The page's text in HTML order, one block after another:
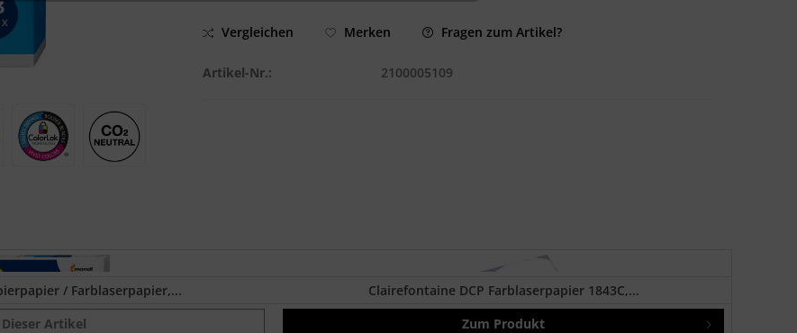
Vergleichen Merken Fragen zum Artikel?
Artikel-Nr.: 2100005109
/ Farblaserpapier,...
Clairefontaine DCP Farblaserpapier 1843C,...
Dieser Artikel
Zum Produkt